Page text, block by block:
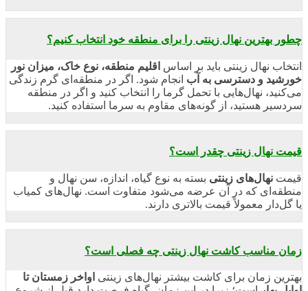
چطور بهترین نهال زینتی را برای منطقه خود انتخاب کنیم؟
انتخاب نهال زینتی باید بر اساس اقلیم منطقه، نوع خاک، میزان نور
خورشید و دسترسی به آب انجام شود. اگر در منطقه‌ای گرم زندگی
می‌کنید، نهال‌هایی با تحمل گرما را انتخاب کنید و اگر در منطقه
سردسیر هستید، از گونه‌های مقاوم به سرما استفاده کنید.
قیمت نهال زینتی چقدر است؟
قیمت نهال‌های زینتی بسته به نوع گیاه، اندازه، سن نهال و
منطقه‌ای که در آن عرضه می‌شود متفاوت است. نهال‌های کمیاب
یا گل‌دار معمولاً قیمت بالاتری دارند.
زمان مناسب کاشت نهال زینتی چه فصلی است؟
بهترین زمان برای کاشت بیشتر نهال‌های زینتی اواخر زمستان تا